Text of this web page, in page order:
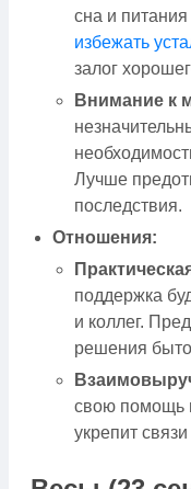
сна и
избежать
залог
Внимание к
Лучше
последствия.
Отношения:
поддержка
и коллег.
решения
свою помощь
укрепит